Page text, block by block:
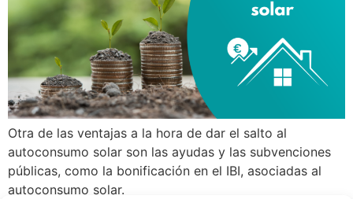
Otra de las ventajas a la hora de dar el salto al
autoconsumo solar son las ayudas y las subvenciones
públicas, como la bonificación en el IBI, asociadas al
autoconsumo solar.